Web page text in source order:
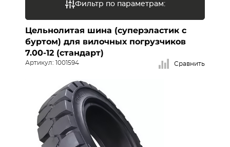
Фильтр по параметрам:
Цельнолитая шина (суперэластик с
буртом) для вилочных погрузчиков
7.00-12 (стандарт)
Артикул: 1001594 Сравнить